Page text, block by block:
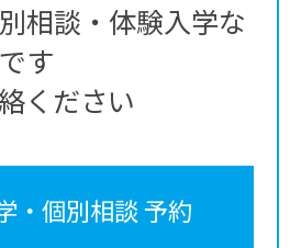
相談・体験入学な
す
ください
・個別相談 予約